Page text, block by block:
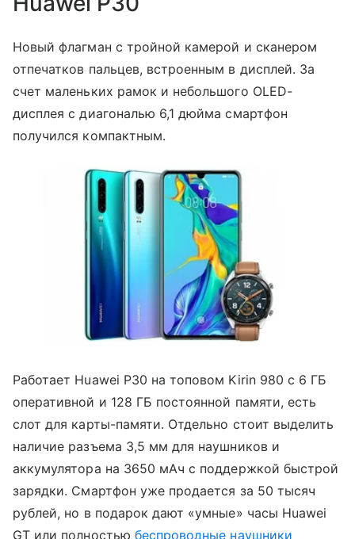
Новый флагман с тройной камерой и сканером
отпечатков пальцев, встроенным в дисплей. За
счет маленьких рамок и небольшого OLED-
дисплея с диагональю 6,1 дюйма смартфон
получился компактным.
Работает Huawei P30 на топовом Kirin 980 с 6 ГБ
оперативной и 128 ГБ постоянной памяти, есть
слот для карты-памяти. Отдельно стоит выделить
наличие разъема 3,5 мм для наушников и
аккумулятора на 3650 мАч с поддержкой быстрой
зарядки. Смартфон уже продается за 50 тысяч
рублей, но в подарок дают «умные» часы Huawei
GT или полностью беспроводные наушники